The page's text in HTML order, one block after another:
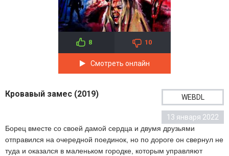
8 10
Смотреть онлайн
Кровавый замес (2019) WEBDL
13 января 2022
Борец вместе со своей дамой сердца и двумя друзьями
отправился на очередной поединок, но по дороге он свернул не
туда и оказался в маленьком городке, которым управляют